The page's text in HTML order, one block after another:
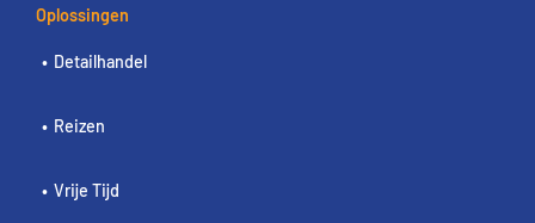
Oplossingen
Detailhandel
Reizen
Vrije Tijd